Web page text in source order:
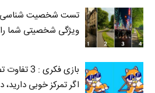
تست شخصیت شناسی :
ویژگی شخصیتی شما را
بازی
اگر تمرکز خوبی دارید، در عرض 13